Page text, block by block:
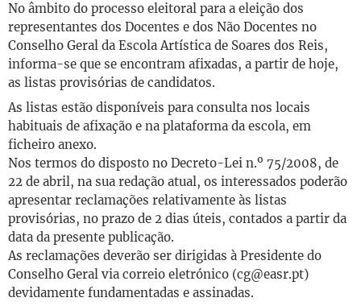
No âmbito do processo eleitoral para a eleição dos
representantes dos Docentes e dos Não Docentes no
Conselho Geral da Escola Artística de Soares dos Reis,
informa-se que se encontram afixadas, a partir de hoje,
as listas provisórias de candidatos.
As listas estão disponíveis para consulta nos locais
habituais de afixação e na plataforma da escola, em
ficheiro anexo.
Nos termos do disposto no Decreto-Lei n.º 75/2008, de
22 de abril, na sua redação atual, os interessados poderão
apresentar reclamações relativamente às listas
provisórias, no prazo de 2 dias úteis, contados a partir da
data da presente publicação.
As reclamações deverão ser dirigidas à Presidente do
Conselho Geral via correio eletrónico (cg@easr.pt)
devidamente fundamentadas e assinadas.